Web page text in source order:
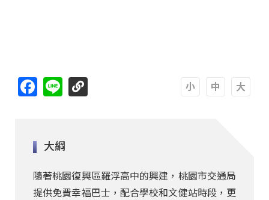
Facebook
Line
大綱
隨著桃園復興區羅浮高中的興建，桃園市交通局
提供免費幸福巴士，配合學校和文健站時段，更